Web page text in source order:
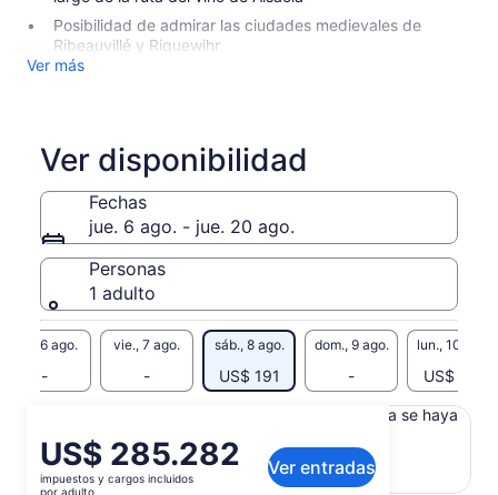
Posibilidad de admirar las ciudades medievales de
Ribeauvillé y Riquewihr
Ver más
Ver disponibilidad
Fechas
jue. 6 ago. - jue. 20 ago.
Personas
1 adulto
jue., 6 ago.
-
vie., 7 ago.
-
sáb., 8 ago.
US$ 191
dom., 9 ago.
-
lun., 10 ago.
US$ 191
El
precio
es
US$ 285.282
impuestos y cargos incluidos
por adulto
Ver entradas
Es posible que el contenido de esta página se haya
Ver el texto original (inglés)
Enviar comentarios sobre esta traducción